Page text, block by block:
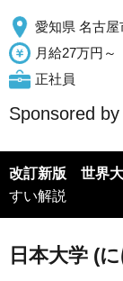
愛知県 名古屋
月給27万円～
正社員
Sponsored by
改訂新版 世界
すい解説
日本大学 (